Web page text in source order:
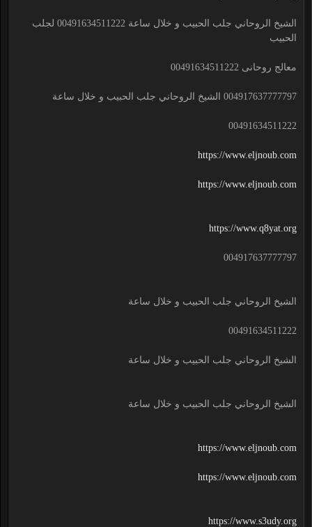
الشيخ الروحاني جلب الحبيب و خلال ساعة 00491634511222 لجلب
الحبيب
معالج روحانى 00491634511222
004917637777797 الشيخ الروحاني جلب الحبيب و خلال ساعة
00491634511222
https://www.eljnoub.com
https://www.eljnoub.com
https://www.q8yat.org
004917637777797
الشيخ الروحاني جلب الحبيب و خلال ساعة
00491634511222
الشيخ الروحاني جلب الحبيب و خلال ساعة
الشيخ الروحاني جلب الحبيب و خلال ساعة
https://www.eljnoub.com
https://www.eljnoub.com
https://www.s3udy.org